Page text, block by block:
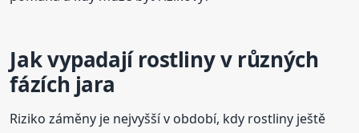
Jak vypadají rostliny v různých
fázích jara
Riziko záměny je nejvyšší v období, kdy rostliny ještě